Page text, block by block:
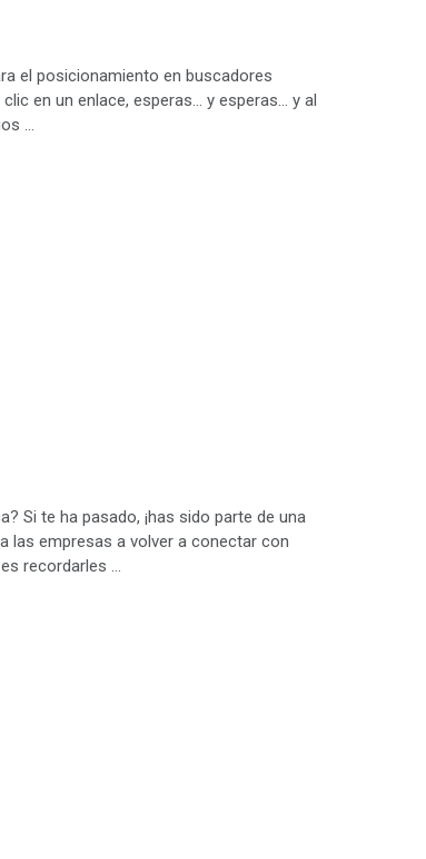
el posicionamiento en buscadores
en un enlace, esperas… y esperas… y al
…
Si te ha pasado, ¡has sido parte de una
las empresas a volver a conectar con
recordarles …